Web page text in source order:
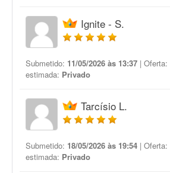
Ignite - S.
Submetido: 11/05/2026 às 13:37 | Oferta:
estimada: Privado
Tarcísio L.
Submetido: 18/05/2026 às 19:54 | Oferta:
estimada: Privado